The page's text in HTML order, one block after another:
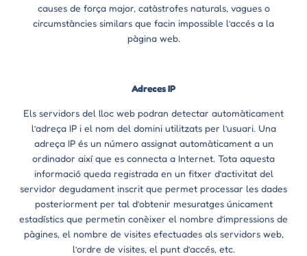
causes de força major, catàstrofes naturals, vagues o
circumstàncies similars que facin impossible l’accés a la
pàgina web.
Adreces IP
Els servidors del lloc web podran detectar automàticament
l’adreça IP i el nom del domini utilitzats per l’usuari. Una
adreça IP és un número assignat automàticament a un
ordinador així que es connecta a Internet. Tota aquesta
informació queda registrada en un fitxer d’activitat del
servidor degudament inscrit que permet processar les dades
posteriorment per tal d’obtenir mesuratges únicament
estadístics que permetin conèixer el nombre d’impressions de
pàgines, el nombre de visites efectuades als servidors web,
l’ordre de visites, el punt d’accés, etc.